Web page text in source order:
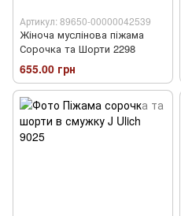
Артикул: 89650-00000042539
Жіноча муслінова піжама
Сорочка та Шорти 2298
655.00 грн